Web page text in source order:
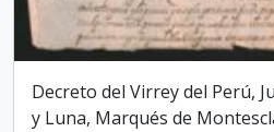
Decreto del Virrey del Perú,
y Luna, Marqués de